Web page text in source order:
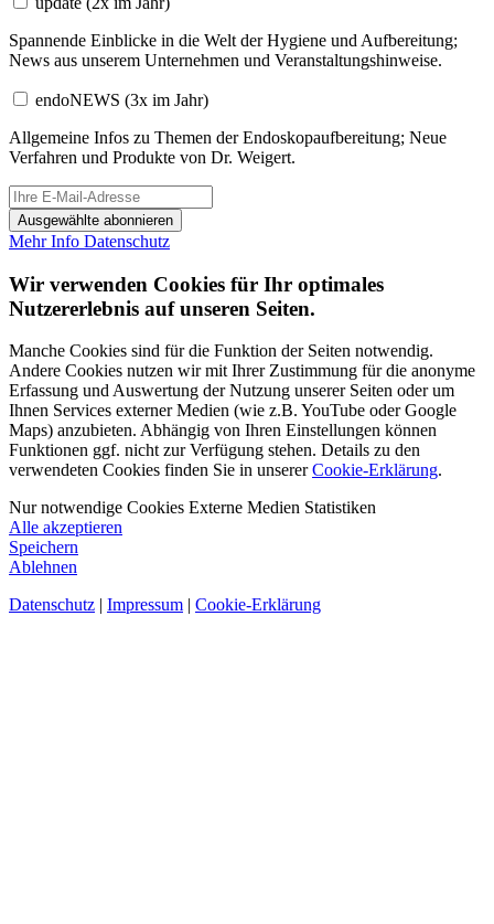
Spannende Einblicke in die Welt der Hygiene und Aufbereitung;
News aus unserem Unternehmen und Veranstaltungshinweise.
endoNEWS (3x im Jahr)
Allgemeine Infos zu Themen der Endoskopaufbereitung; Neue
Verfahren und Produkte von Dr. Weigert.
Ausgewählte abonnieren
Mehr Info Datenschutz
Wir verwenden Cookies für Ihr optimales
Nutzererlebnis auf unseren Seiten.
Manche Cookies sind für die Funktion der Seiten notwendig.
Andere Cookies nutzen wir mit Ihrer Zustimmung für die anonyme
Erfassung und Auswertung der Nutzung unserer Seiten oder um
Ihnen Services externer Medien (wie z.B. YouTube oder Google
Maps) anzubieten. Abhängig von Ihren Einstellungen können
Funktionen ggf. nicht zur Verfügung stehen. Details zu den
verwendeten Cookies finden Sie in unsererCookie-Erklärung.
Nur notwendige Cookies Externe Medien Statistiken
Alle akzeptieren
Speichern
Ablehnen
Datenschutz | Impressum | Cookie-Erklärung